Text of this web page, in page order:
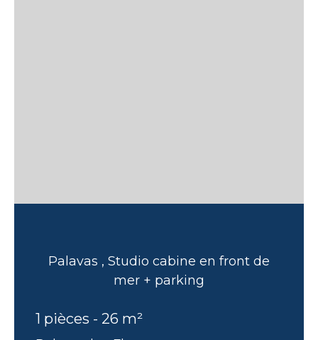
Palavas , Studio cabine en front de
mer + parking
1 pièces - 26 m²